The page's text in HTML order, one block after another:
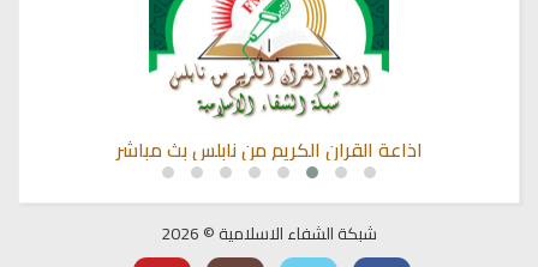
اذاعة القران الكريم من نابلس بث مباشر
شبكة الشفاء الاسلامية © 2026